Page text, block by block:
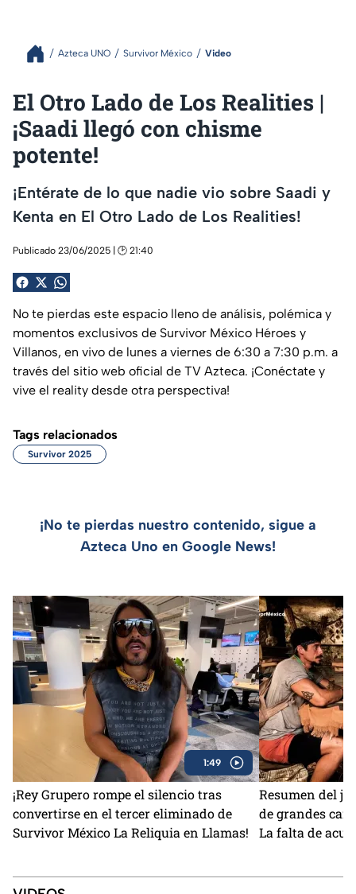
Azteca UNO Survivor México Video
El Otro Lado de Los Realities |
¡Saadi llegó con chisme
potente!
¡Entérate de lo que nadie vio sobre Saadi y
Kenta en El Otro Lado de Los Realities!
Publicado 23/06/2025 | 🕑 21:40
No te pierdas este espacio lleno de análisis, polémica y
momentos exclusivos de Survivor México Héroes y
Villanos, en vivo de lunes a viernes de 6:30 a 7:30 p.m. a
través del sitio web oficial de TV Azteca. ¡Conéctate y
vive el reality desde otra perspectiva!
Tags relacionados
Survivor 2025
¡No te pierdas nuestro contenido, sigue a
Azteca Uno en Google News!
1:49
¡Rey Grupero rompe el silencio tras
convertirse en el tercer eliminado de
Survivor México La Reliquia en Llamas!
Resumen del
de grandes
La falta de